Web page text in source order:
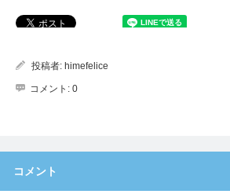
投稿者: himefelice
コメント: 0
コメント